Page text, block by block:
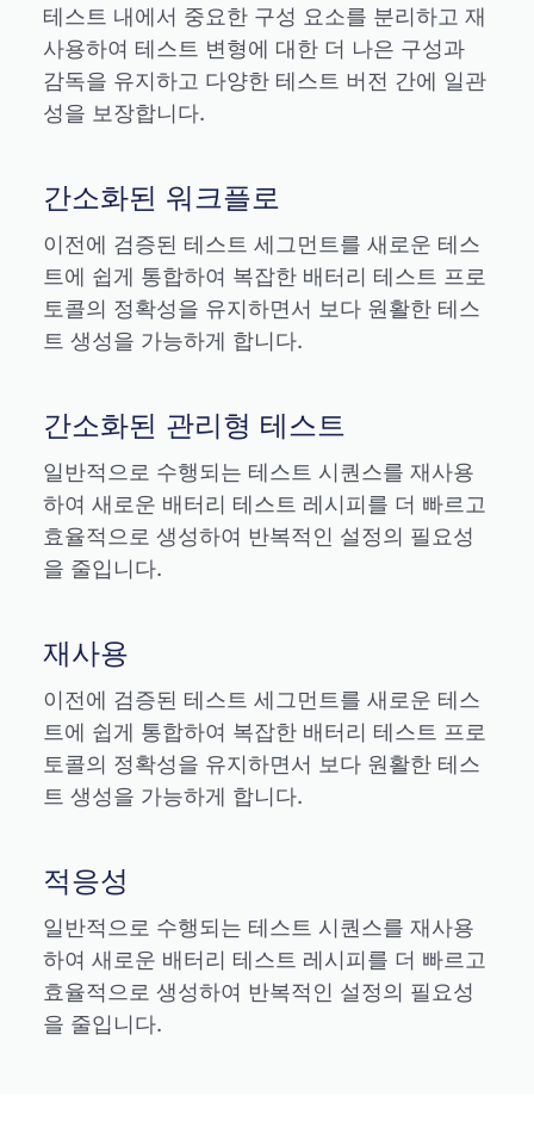
테스트 내에서 중요한 구성 요소를 분리하고 재
사용하여 테스트 변형에 대한 더 나은 구성과
감독을 유지하고 다양한 테스트 버전 간에 일관
성을 보장합니다.
간소화된 워크플로
이전에 검증된 테스트 세그먼트를 새로운 테스
트에 쉽게 통합하여 복잡한 배터리 테스트 프로
토콜의 정확성을 유지하면서 보다 원활한 테스
트 생성을 가능하게 합니다.
간소화된 관리형 테스트
일반적으로 수행되는 테스트 시퀀스를 재사용
하여 새로운 배터리 테스트 레시피를 더 빠르고
효율적으로 생성하여 반복적인 설정의 필요성
을 줄입니다.
재사용
이전에 검증된 테스트 세그먼트를 새로운 테스
트에 쉽게 통합하여 복잡한 배터리 테스트 프로
토콜의 정확성을 유지하면서 보다 원활한 테스
트 생성을 가능하게 합니다.
적응성
일반적으로 수행되는 테스트 시퀀스를 재사용
하여 새로운 배터리 테스트 레시피를 더 빠르고
효율적으로 생성하여 반복적인 설정의 필요성
을 줄입니다.